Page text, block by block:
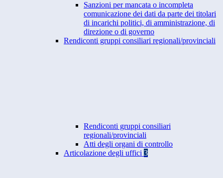
Sanzioni per mancata o incompleta
comunicazione dei dati da parte dei titolari
di incarichi politici, di amministrazione, di
direzione o di governo
Rendiconti gruppi consiliari regionali/provinciali
Rendiconti gruppi consiliari
regionali/provinciali
Atti degli organi di controllo
Articolazione degli uffici 3